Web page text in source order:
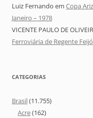
Luiz Fernando em Copa
Janeiro – 1978
VICENTE PAULO DE
Ferroviária de Regente
CATEGORIAS
Brasil(11.755)
Acre(162)